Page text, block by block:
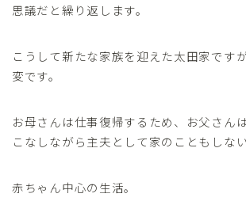
思議だと繰り返します。
こうして新たな家族を迎えた太田家です
変です。
お母さんは仕事復帰するため、お父さん
こなしながら主夫として家のこともしな
赤ちゃん中心の生活。